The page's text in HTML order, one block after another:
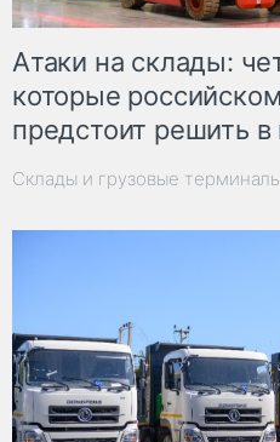
Атаки на склады:
которые
предстоит решить
Склады и грузовые терминалы